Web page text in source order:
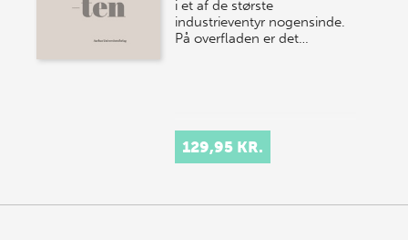
i et af de største
industrieventyr nogensinde.
På overfladen er det…
129,95 KR.